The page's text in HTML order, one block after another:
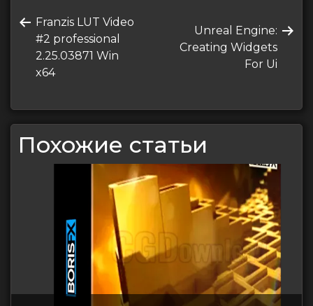
по
записям
Предыдущая
запись
Franzis LUT Video
#2 professional
2.25.03871 Win
x64
Следующая
запись
Unreal Engine:
Creating Widgets
For Ui
Похожие статьи